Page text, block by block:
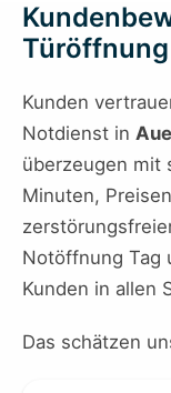
Kunden
Notdienst in
überzeugen mit
Minuten,
Notöffnung Tag
Kunden in allen
Das schätzen